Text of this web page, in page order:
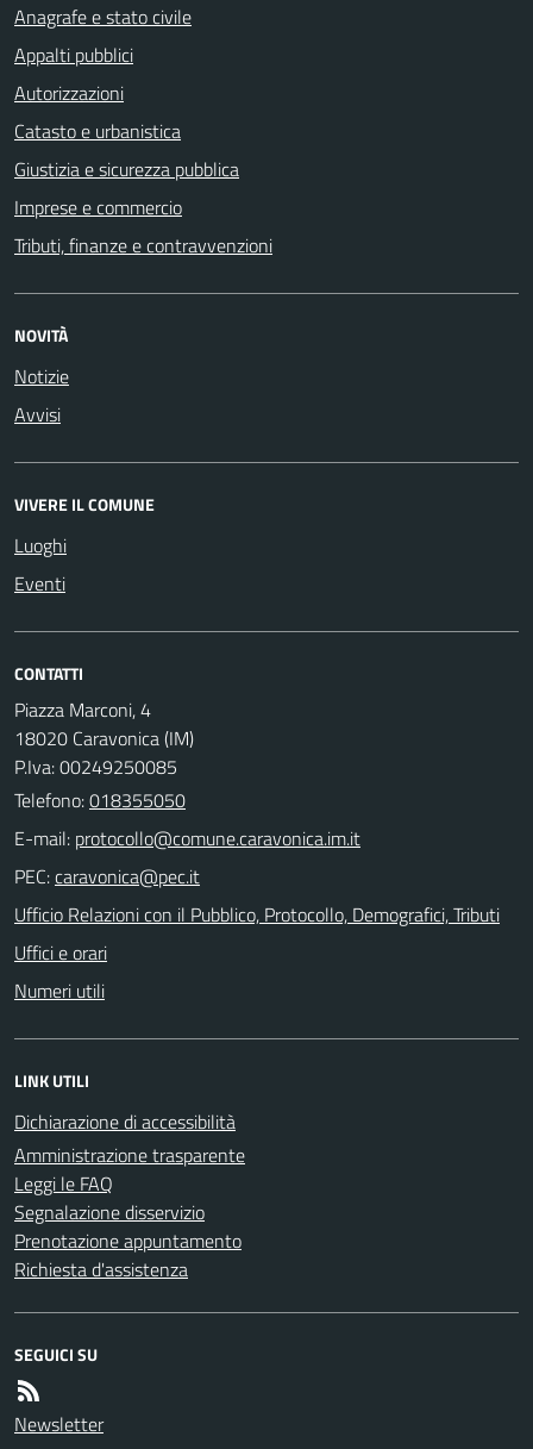
Anagrafe e stato civile
Appalti pubblici
Autorizzazioni
Catasto e urbanistica
Giustizia e sicurezza pubblica
Imprese e commercio
Tributi, finanze e contravvenzioni
NOVITÀ
Notizie
Avvisi
VIVERE IL COMUNE
Luoghi
Eventi
CONTATTI
Piazza Marconi, 4
18020 Caravonica (IM)
P.Iva: 00249250085
Telefono:018355050
E-mail:
PEC:
Ufficio Relazioni con il Pubblico, Protocollo, Demografici, Tributi
Uffici e orari
Numeri utili
LINK UTILI
Dichiarazione di accessibilità
Amministrazione trasparente
Leggi le FAQ
Segnalazione disservizio
Prenotazione appuntamento
Richiesta d'assistenza
SEGUICI SU
Newsletter